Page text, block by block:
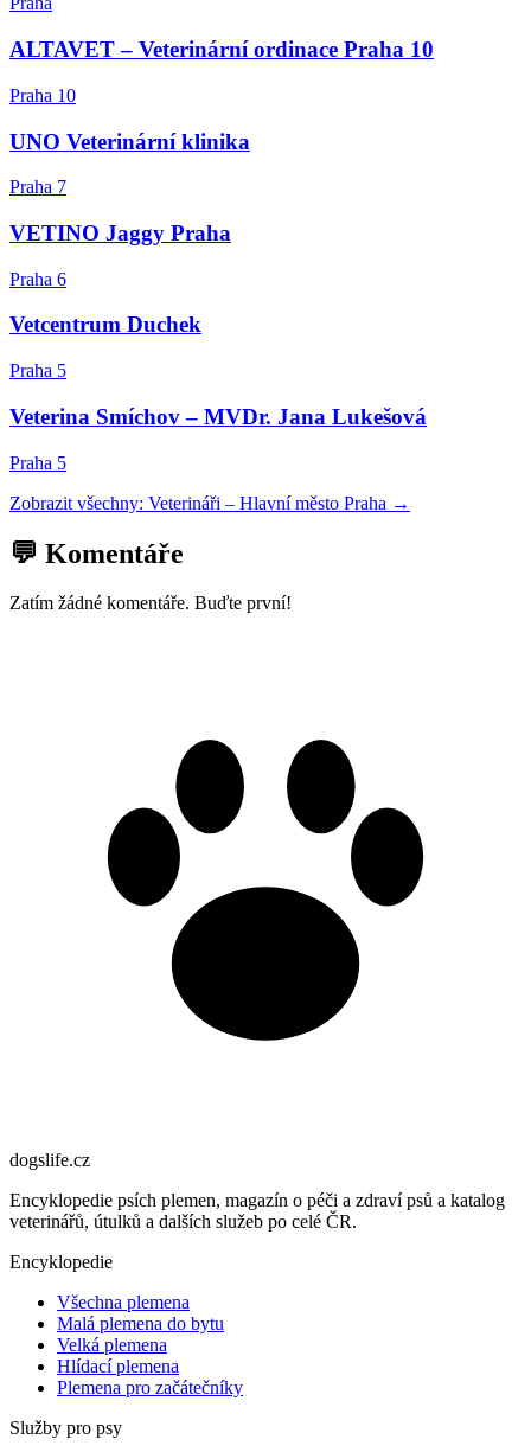
ALTAVET – Veterinární ordinace Praha 10
Praha 10
UNO Veterinární klinika
Praha 7
VETINO Jaggy Praha
Praha 6
Vetcentrum Duchek
Praha 5
Veterina Smíchov – MVDr. Jana Lukešová
Praha 5
Zobrazit všechny: Veterináři – Hlavní město Praha →
💬 Komentáře
Zatím žádné komentáře. Buďte první!
dogslife.cz
Encyklopedie psích plemen, magazín o péči a zdraví psů a katalog
veterinářů, útulků a dalších služeb po celé ČR.
Encyklopedie
Všechna plemena
Malá plemena do bytu
Velká plemena
Hlídací plemena
Plemena pro začátečníky
Služby pro psy